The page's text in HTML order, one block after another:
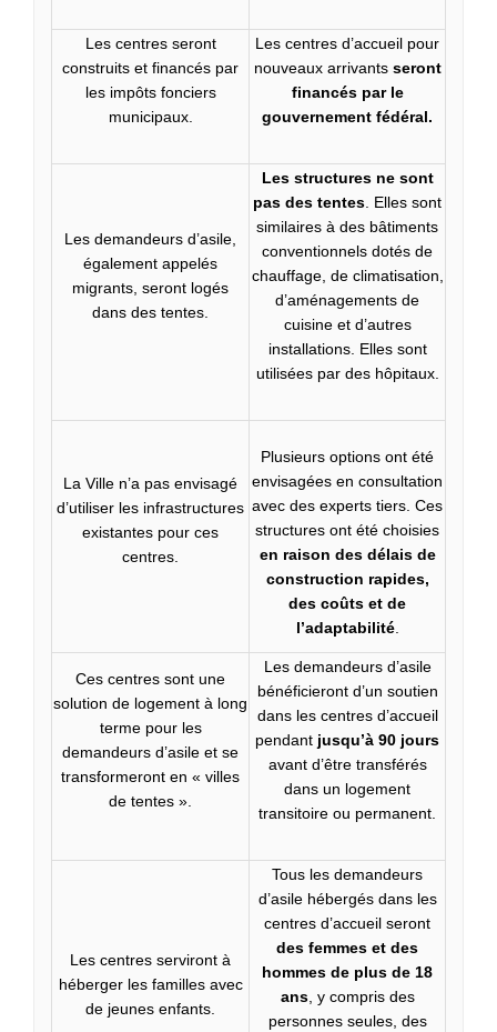
Les centres seront
construits et financés par
les impôts fonciers
municipaux.
Les centres d’accueil pour
nouveaux arrivants seront
financés par le
gouvernement fédéral.
Les demandeurs d’asile,
également appelés
migrants, seront logés
dans des tentes.
Les structures ne sont
pas des tentes. Elles sont
similaires à des bâtiments
conventionnels dotés de
chauffage, de climatisation,
d’aménagements de
cuisine et d’autres
installations. Elles sont
utilisées par des hôpitaux.
La Ville n’a pas envisagé
d’utiliser les infrastructures
existantes pour ces
centres.
Plusieurs options ont été
envisagées en consultation
avec des experts tiers. Ces
structures ont été choisies
en raison des délais de
construction rapides,
des coûts et de
l’adaptabilité.
Ces centres sont une
solution de logement à long
terme pour les
demandeurs d’asile et se
transformeront en « villes
de tentes ».
Les demandeurs d’asile
bénéficieront d’un soutien
dans les centres d’accueil
pendant jusqu’à 90 jours
avant d’être transférés
dans un logement
transitoire ou permanent.
Les centres serviront à
héberger les familles avec
de jeunes enfants.
Tous les demandeurs
d’asile hébergés dans les
centres d’accueil seront
des femmes et des
hommes de plus de 18
ans, y compris des
personnes seules, des